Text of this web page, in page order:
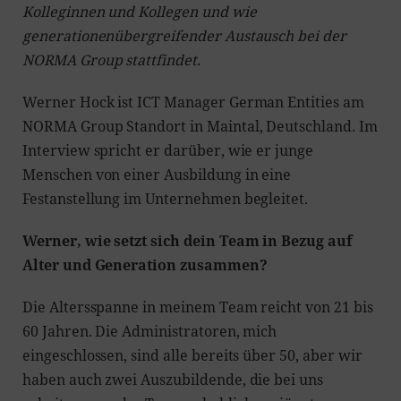
Kolleginnen und Kollegen und wie
generationenübergreifender Austausch bei der
NORMA Group stattfindet.
Werner Hock ist ICT Manager German Entities am
NORMA Group Standort in Maintal, Deutschland. Im
Interview spricht er darüber, wie er junge
Menschen von einer Ausbildung in eine
Festanstellung im Unternehmen begleitet.
Werner, wie setzt sich dein Team in Bezug auf
Alter und Generation zusammen?
Die Altersspanne in meinem Team reicht von 21 bis
60 Jahren. Die Administratoren, mich
eingeschlossen, sind alle bereits über 50, aber wir
haben auch zwei Auszubildende, die bei uns